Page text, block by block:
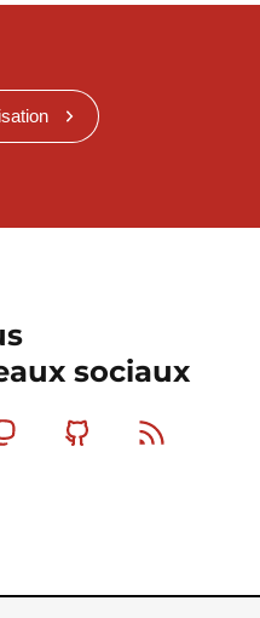
sociaux
MastodonGithub